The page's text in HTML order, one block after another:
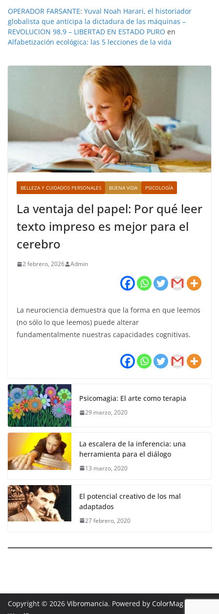
OPERADOR FARSANTE: Yuval Noah Harari, el historiador
globalista que anticipa la dictadura de las máquinas –
REVOLUCION 98.9 – LIBERTAD EN ESTADO PURO en
Alfabetización ecológica: las 5 lecciones de la vida
BELLEZA Y CUIDADOS PERSONALES BUENA VIDA PSICOLOGÍA
La ventaja del papel: Por qué leer
texto impreso es mejor para el
cerebro
2 febrero, 2026 Admin
La neurociencia demuestra que la forma en que leemos
(no sólo lo que leemos) puede alterar
fundamentalmente nuestras capacidades cognitivas.
Psicomagia: El arte como terapia
29 marzo, 2020
La escalera de la inferencia: una
herramienta para el diálogo
13 marzo, 2020
El potencial creativo de los mal
adaptados
27 febrero, 2020
Copyright © 2026 Vibromancia. Powered by ColorMagand